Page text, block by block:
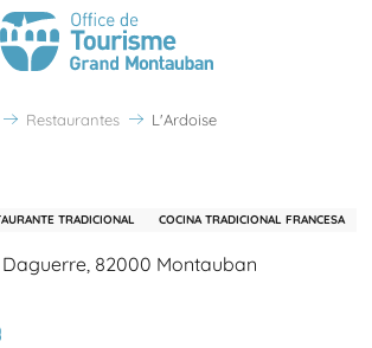
Restaurantes L'Ardoise
TRADICIONAL COCINA TRADICIONAL FRANCESA
82000 Montauban
aux favoris